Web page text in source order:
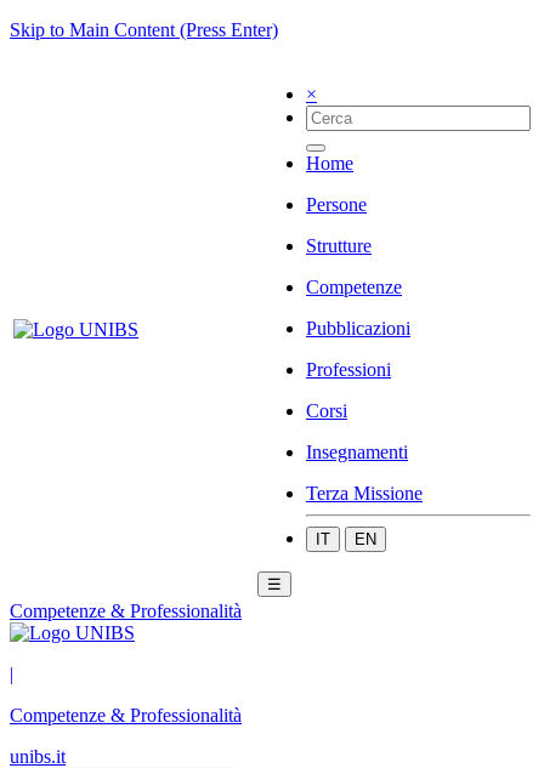
Skip to Main Content (Press Enter)
×
Home
Persone
Strutture
Competenze
Pubblicazioni
Professioni
Corsi
Insegnamenti
Terza Missione
IT EN
☰
Competenze & Professionalità
|
Competenze & Professionalità
unibs.it